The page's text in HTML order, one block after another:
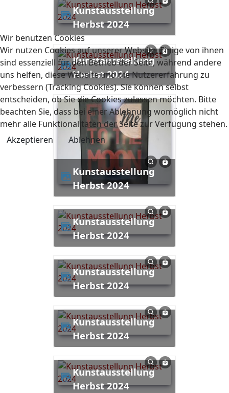
Kunstausstellung
Herbst 2024
Kunstausstellung
Herbst 2024
Kunstausstellung
Herbst 2024
Kunstausstellung
Herbst 2024
Kunstausstellung
Herbst 2024
Kunstausstellung
Herbst 2024
Kunstausstellung
Herbst 2024
Wir benutzen Cookies
Wir nutzen Cookies auf unserer Website. Einige von ihnen
sind essenziell für den Betrieb der Seite, während andere
uns helfen, diese Website und die Nutzererfahrung zu
verbessern (Tracking Cookies). Sie können selbst
entscheiden, ob Sie die Cookies zulassen möchten. Bitte
beachten Sie, dass bei einer Ablehnung womöglich nicht
mehr alle Funktionalitäten der Seite zur Verfügung stehen.
Akzeptieren
Ablehnen